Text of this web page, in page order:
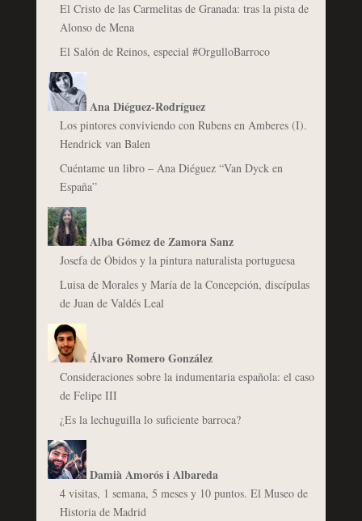
El Cristo de las Carmelitas de Granada: tras la pista de
Alonso de Mena
El Salón de Reinos, especial #OrgulloBarroco
Ana Diéguez-Rodríguez
Los pintores conviviendo con Rubens en Amberes (I).
Hendrick van Balen
Cuéntame un libro – Ana Diéguez “Van Dyck en
España”
Alba Gómez de Zamora Sanz
Josefa de Óbidos y la pintura naturalista portuguesa
Luisa de Morales y María de la Concepción, discípulas
de Juan de Valdés Leal
Álvaro Romero González
Consideraciones sobre la indumentaria española: el caso
de Felipe III
¿Es la lechuguilla lo suficiente barroca?
Damià Amorós i Albareda
4 visitas, 1 semana, 5 meses y 10 puntos. El Museo de
Historia de Madrid